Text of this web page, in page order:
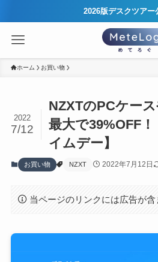
2026版デスクツアー
ホーム お買い物
NZXTのPCケー
最大で39%OFF
イムデー】
2022
7/12
お買い物 NZXT 2022年7月12日
当ページのリンクには広告が含